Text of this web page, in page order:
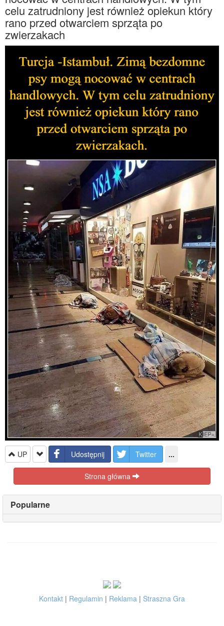
celu zatrudniony jest również opiekun który
rano przed otwarciem sprząta po
zwierzakach
UP Udostępnij Twitter ...
Strona główna
Popularne
Kontakt | Regulamin | Reklama | Straszna Gra